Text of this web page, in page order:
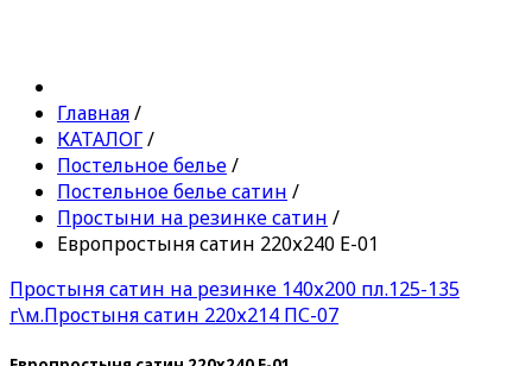
Главная/
КАТАЛОГ/
Постельное белье/
Постельное белье сатин /
Простыни на резинке сатин /
Европростыня сатин 220х240 Е-01
Простыня сатин на резинке 140х200 пл.125-135
г\м.Простыня сатин 220х214 ПС-07